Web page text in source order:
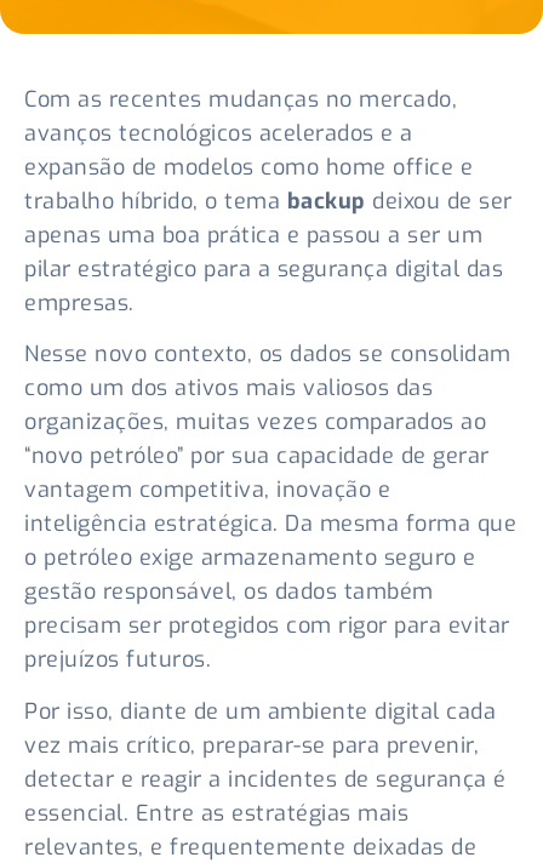
Com as recentes mudanças no mercado,
avanços tecnológicos acelerados e a
expansão de modelos como home office e
trabalho híbrido, o tema backup deixou de ser
apenas uma boa prática e passou a ser um
pilar estratégico para a segurança digital das
empresas.
Nesse novo contexto, os dados se consolidam
como um dos ativos mais valiosos das
organizações, muitas vezes comparados ao
“novo petróleo” por sua capacidade de gerar
vantagem competitiva, inovação e
inteligência estratégica. Da mesma forma que
o petróleo exige armazenamento seguro e
gestão responsável, os dados também
precisam ser protegidos com rigor para evitar
prejuízos futuros.
Por isso, diante de um ambiente digital cada
vez mais crítico, preparar-se para prevenir,
detectar e reagir a incidentes de segurança é
essencial. Entre as estratégias mais
relevantes, e frequentemente deixadas de